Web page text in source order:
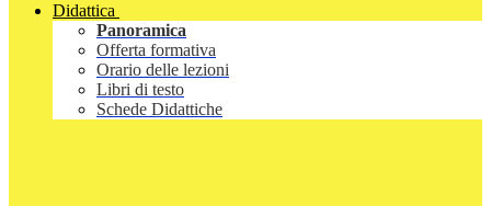
Didattica
Panoramica
Offerta formativa
Orario delle lezioni
Libri di testo
Schede Didattiche